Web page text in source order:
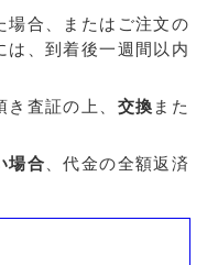
場合、またはご注文の
は、到着後一週間以内
査証の上、 交換 また
場合 、代金の全額返済